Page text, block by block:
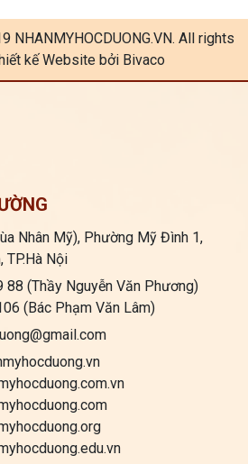
NHANMYHOCDUONG.VN. All rights
kế Website bởi Bivaco
Nhân Mỹ), Phường Mỹ Đình 1,
TP.Hà Nội
88 (Thầy Nguyễn Văn Phương)
(Bác Phạm Văn Lâm)